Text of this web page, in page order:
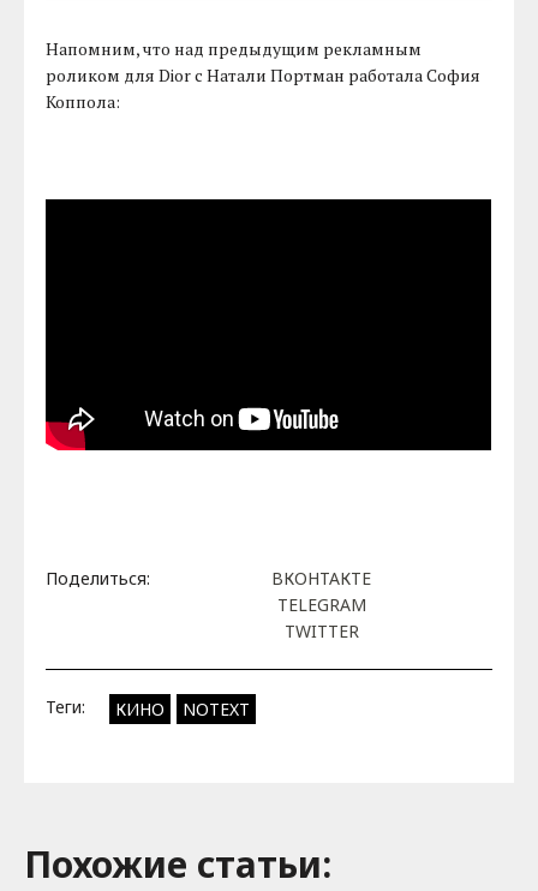
Напомним, что над предыдущим рекламным
роликом для Dior с Натали Портман работала София
Коппола:
Поделиться:
ВКОНТАКТЕ
TELEGRAM
TWITTER
Теги: КИНО NOTEXT
Похожие cтатьи: